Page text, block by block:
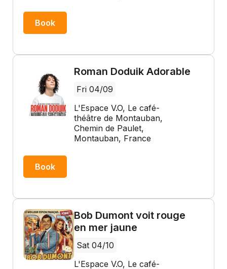
Book
Roman Doduik Adorable
Fri 04/09
L'Espace V.O, Le café-
théâtre de Montauban,
Chemin de Paulet,
Montauban, France
Book
Bob Dumont voit rouge
en mer jaune
Sat 04/10
L'Espace V.O, Le café-